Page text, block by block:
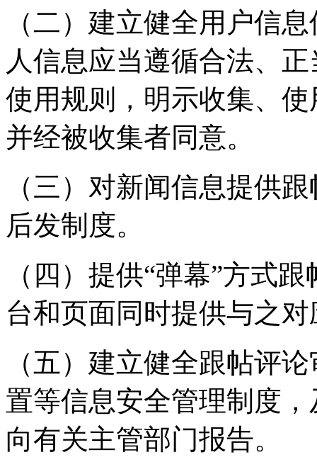
（二）建立健全用户信
人信息应当遵循合法、
使用规则，明示收集、
并经被收集者同意。
（三）对新闻信息提供
后发制度。
（四）提供“弹幕”方式
台和页面同时提供与之
（五）建立健全跟帖评
置等信息安全管理制度
向有关主管部门报告。